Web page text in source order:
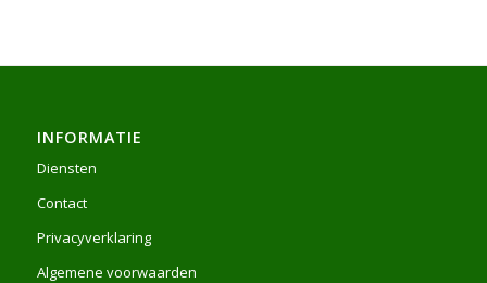
INFORMATIE
Diensten
Contact
Privacyverklaring
Algemene voorwaarden